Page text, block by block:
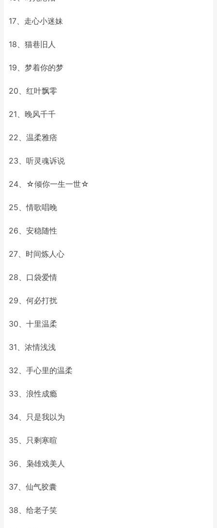
17、走心小迷妹
18、猫巷旧人
19、梦着你的梦
20、红叶飘零
21、晚风千千
22、温柔雅痞
23、听灵魂诉说
24、☆倾你一生一世☆
25、情歌唱晚
26、安稳随性
27、时间炼人心
28、口袋爱情
29、何必打扰
30、十里温柔
31、浓情浅浅
32、手心里的温柔
33、浪性成瘾
34、只是我以为
35、只剩寒暄
36、枭雄戏美人
37、仙气胶囊
38、给老子笑